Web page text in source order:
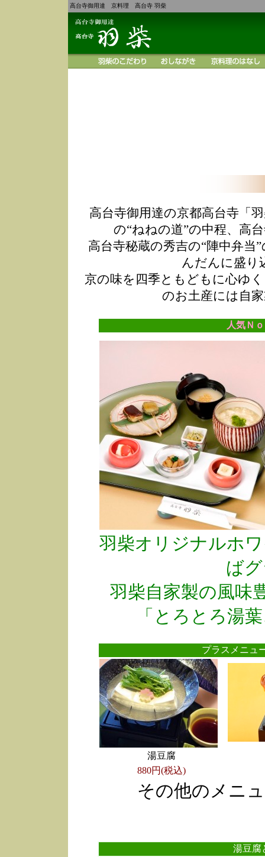
高台寺御用達 京料理 高台寺 羽柴
高台寺御用達の京都高台寺「
の“ねねの道”の中程、高
高台寺秘蔵の秀吉の“陣中弁
んだんに盛り
京の味を四季ともどもに心ゆ
のお土産には自
人気Ｎ
羽柴オリジナルホ
ば
羽柴自家製の風味
「とろとろ湯
プラスメニ
湯豆腐
880円(税込)
その他のメニ
湯豆腐